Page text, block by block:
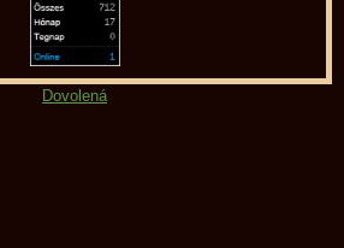
Dovolená